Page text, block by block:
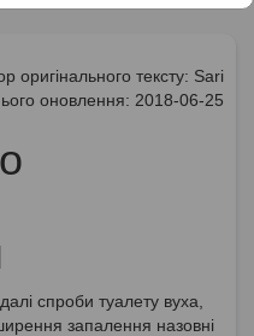
оригінального тексту: Sari
оновлення: 2018-06-25
спроби туалету вуха,
запалення назовні